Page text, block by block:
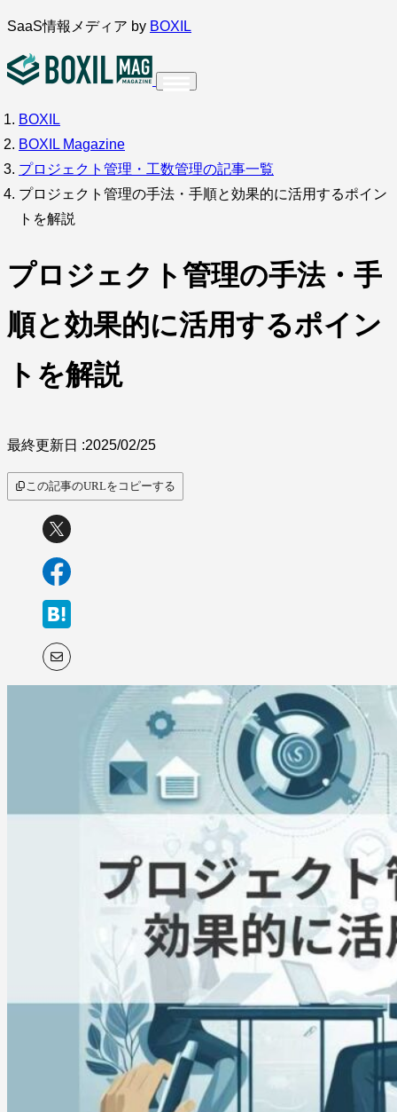
内
を
キ
ッ
プ
SaaS情報メディア by BOXIL
インタビュー
調査・アンケート
す
SaaS情報メディア byBOXIL
BOXIL
BOXIL Magazine
プロジェクト管理・工数管理の記事一覧
プロジェクト管理の手法・手順と効果的に活用するポイン
トを解説
プロジェクト管理の手法・手
順と効果的に活用するポイン
トを解説
最終更新日 :2025/02/25
この記事のURLをコピーする